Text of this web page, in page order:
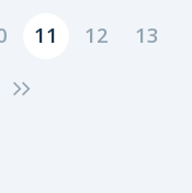
11 12
13